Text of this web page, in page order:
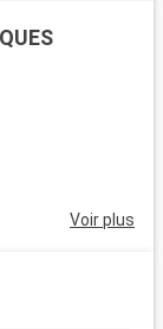
Voir plus